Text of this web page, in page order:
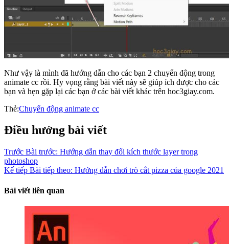
Như vậy là mình đã hướng dẫn cho các bạn 2 chuyển động trong
animate cc rồi. Hy vọng rằng bài viết này sẽ giúp ích được cho các
bạn và hẹn gặp lại các bạn ở các bài viết khác trên hoc3giay.com.
Thẻ:Chuyển động animate cc
Điều hướng bài viết
Trước Bài trước: Hướng dẫn thay đổi kích thước layer trong
photoshop
Kế tiếp Bài tiếp theo: Hướng dẫn chơi trò cắt pizza của google 2021
Bài viết liên quan